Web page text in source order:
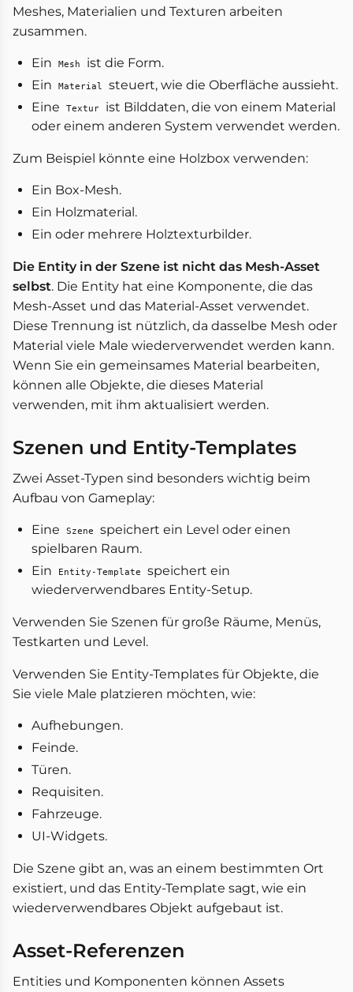
Meshes, Materialien und Texturen arbeiten
zusammen.
Ein Mesh
ist die Form.
Ein
Material
steuert, wie die Oberfläche aussieht.
Eine
Textur
ist Bilddaten, die von einem Material
oder einem anderen System verwendet werden.
Zum Beispiel könnte eine Holzbox verwenden:
Ein Box-Mesh.
Ein Holzmaterial.
Ein oder mehrere Holztexturbilder.
Die Entity in der Szene ist nicht das Mesh-Asset
selbst. Die Entity hat eine Komponente, die das
Mesh-Asset und das Material-Asset verwendet.
Diese Trennung ist nützlich, da dasselbe Mesh oder
Material viele Male wiederverwendet werden kann.
Wenn Sie ein gemeinsames Material bearbeiten,
können alle Objekte, die dieses Material
verwenden, mit ihm aktualisiert werden.
Szenen und Entity-Templates
Zwei Asset-Typen sind besonders wichtig beim
Aufbau von Gameplay:
Eine Szene
speichert ein Level oder einen
spielbaren Raum.
Ein
Entity-Template
speichert ein
wiederverwendbares Entity-Setup.
Verwenden Sie Szenen für große Räume, Menüs,
Testkarten und Level.
Verwenden Sie Entity-Templates für Objekte, die
Sie viele Male platzieren möchten, wie:
Aufhebungen.
Feinde.
Türen.
Requisiten.
Fahrzeuge.
UI-Widgets.
Die Szene gibt an, was an einem bestimmten Ort
existiert, und das Entity-Template sagt, wie ein
wiederverwendbares Objekt aufgebaut ist.
Asset-Referenzen
Entities und Komponenten können Assets